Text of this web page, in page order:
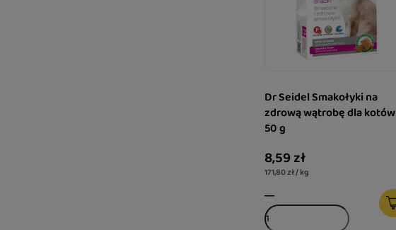
Dr Seidel Smakołyki na
zdrową wątrobę dla kotów
50 g
8,59 zł
171,80 zł / kg